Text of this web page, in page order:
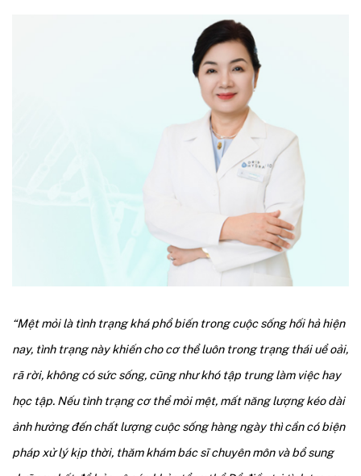
“Mệt mỏi là tình trạng khá phổ biến trong cuộc sống hối hả hiện
nay, tình trạng này khiến cho cơ thể luôn trong trạng thái uể oải,
rã rời, không có sức sống, cũng như khó tập trung làm việc hay
học tập. Nếu tình trạng cơ thể mỏi mệt, mất năng lượng kéo dài
ảnh hưởng đến chất lượng cuộc sống hàng ngày thì cần có biện
pháp xử lý kịp thời, thăm khám bác sĩ chuyên môn và bổ sung